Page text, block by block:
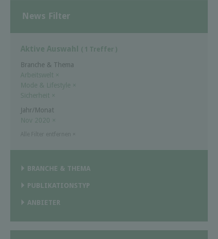
News Filter
Aktive Auswahl ( 1 Treffer )
Branche & Thema
Arbeitswelt ×
Mode & Lifestyle ×
Sicherheit ×
Jahr/Monat
Nov 2020 ×
BRANCHE & THEMA
PUBLIKATIONSTYP
ANBIETER